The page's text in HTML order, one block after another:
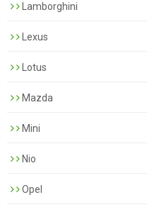
Lamborghini
Lexus
Lotus
Mazda
Mini
Nio
Opel